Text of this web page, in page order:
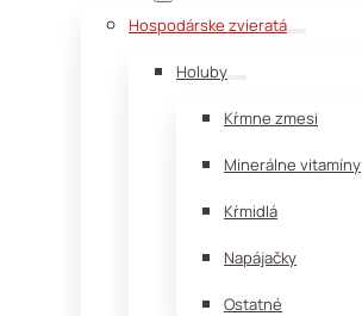
Hospodárske zvieratá
Holuby
Kŕmne zmesi
Minerálne vitamíny
Kŕmidlá
Napájačky
Ostatné